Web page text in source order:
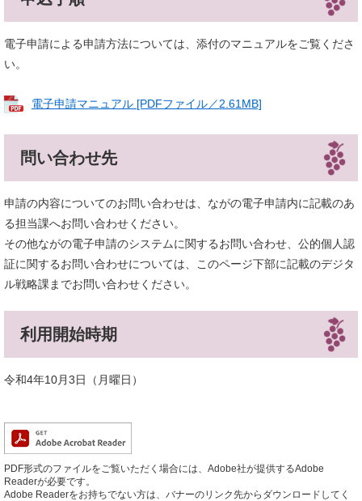
電子申請による申請方法については、添付のマニュアルをご覧くださ
い。
電子申請マニュアル [PDFファイル／2.61MB]
問い合わせ先
申請の内容についてのお問い合わせは、ながの電子申請内に記載のあ
る担当課へお問い合わせください。
その他ながの電子申請のシステムに関するお問い合わせ、公的個人認
証に関するお問い合わせについては、このページ下部に記載のデジタ
ル戦略課までお問い合わせください。
利用開始時期
令和4年10月3日（月曜日）
PDF形式のファイルをご覧いただく場合には、Adobe社が提供するAdobe
Readerが必要です。
Adobe Readerをお持ちでない方は、バナーのリンク先からダウンロードしてく